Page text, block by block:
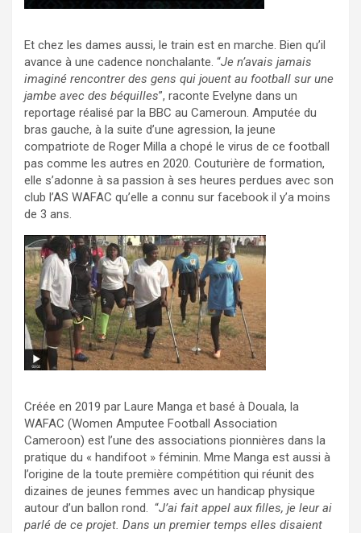
Et chez les dames aussi, le train est en marche. Bien qu’il
avance à une cadence nonchalante. “Je n’avais jamais
imaginé rencontrer des gens qui jouent au football sur une
jambe avec des béquilles”, raconte Evelyne dans un
reportage réalisé par la BBC au Cameroun. Amputée du
bras gauche, à la suite d’une agression, la jeune
compatriote de Roger Milla a chopé le virus de ce football
pas comme les autres en 2020. Couturière de formation,
elle s’adonne à sa passion à ses heures perdues avec son
club l’AS WAFAC qu’elle a connu sur facebook il y’a moins
de 3 ans.
Créée en 2019 par Laure Manga et basé à Douala, la
WAFAC (Women Amputee Football Association
Cameroon) est l’une des associations pionnières dans la
pratique du « handifoot » féminin. Mme Manga est aussi à
l’origine de la toute première compétition qui réunit des
dizaines de jeunes femmes avec un handicap physique
autour d’un ballon rond. “J’ai fait appel aux filles, je leur ai
parlé de ce projet. Dans un premier temps elles disaient